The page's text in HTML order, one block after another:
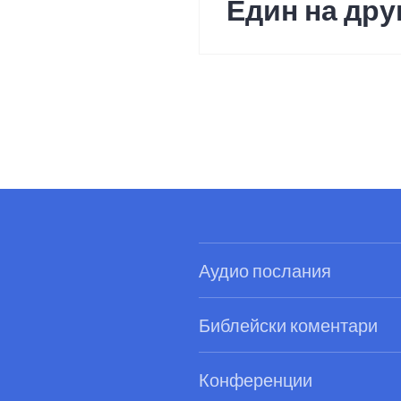
Next
post:
Един на
Аудио послания
Библейски коментари
Конференции